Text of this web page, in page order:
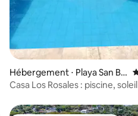
Hébergement ⋅ Playa San Bla
s
Casa Los Rosales : piscine,